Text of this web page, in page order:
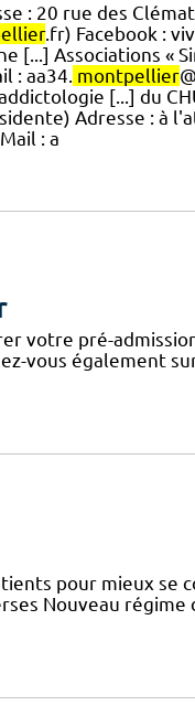
: 20 rue des
.fr) Facebook :
[...] Associations «
: aa34. montpellier
[...] du
Adresse : à
Mail : a
votre pré-
vous également
pour mieux se
Nouveau régime